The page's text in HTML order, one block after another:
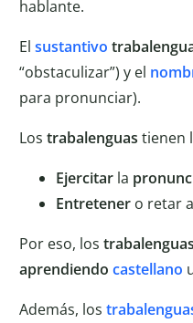
hablante.
El sustantivo
“obstaculizar”) y el
para pronunciar).
Los trabalenguas tienen
Ejercitar la
Entretener o retar
Por eso, los trabalenguas
aprendiendo castellano
Además, los